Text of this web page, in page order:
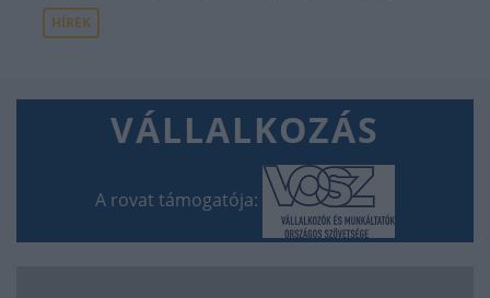
HÍREK
VÁLLALKOZÁS
A rovat támogatója: